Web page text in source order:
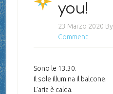
you!
23 Marzo 2020 By
Comment
Sono le 13.30.
Il sole illumina il balcone.
L’aria è calda.